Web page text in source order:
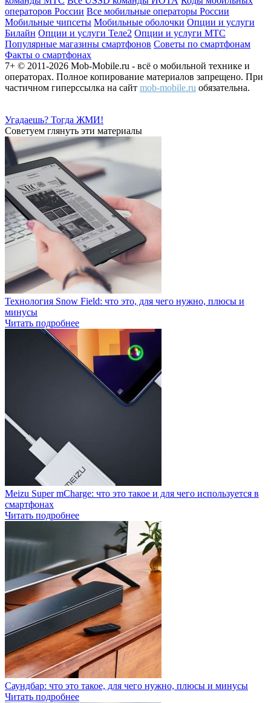
операторов России Все мобильные операторы России
Мобильные чипсеты Мобильные оболочки Опции и услуги
Билайн Опции и услуги Теле2 Опции и услуги МТС
Популярные магазины смартфонов Советы по смартфонам
Факты о смартфонах
7+ © 2011-2026 Mob-Mobile.ru - всё о мобильной технике и
операторах. Полное копирование материалов запрещено. При
частичном гиперссылка на сайт mob-mobile.ru обязательна.
Угадаешь? Тогда ЖМИ!
Советуем глянуть эти материалы
Технология Snow Field: что это, для чего нужно, плюсы и
минусы
Читать подробнее
Meizu Super mCharge: что это такое и для чего используется в
смартфонах
Читать подробнее
Саундбар: что это такое, для чего нужно, плюсы и минусы
Читать подробнее